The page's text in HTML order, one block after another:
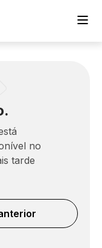
no
tarde